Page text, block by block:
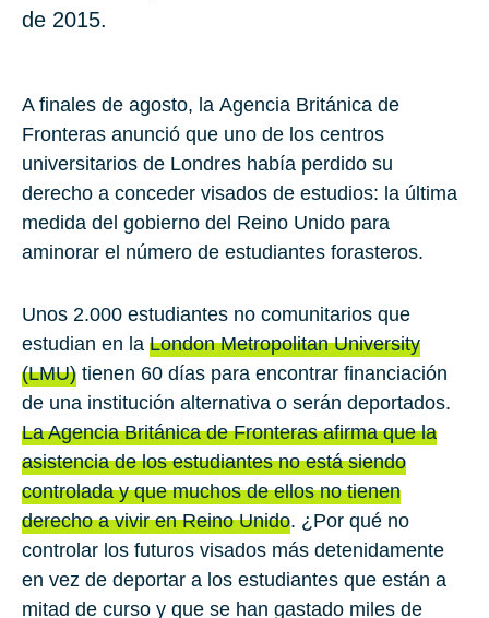
de 2015.
A finales de agosto, la Agencia Británica de
Fronteras anunció que uno de los centros
universitarios de Londres había perdido su
derecho a conceder visados de estudios: la última
medida del gobierno del Reino Unido para
aminorar el número de estudiantes forasteros.
Unos 2.000 estudiantes no comunitarios que
estudian en la London Metropolitan University
(LMU) tienen 60 días para encontrar financiación
de una institución alternativa o serán deportados.
La Agencia Británica de Fronteras afirma que la
asistencia de los estudiantes no está siendo
controlada y que muchos de ellos no tienen
derecho a vivir en Reino Unido. ¿Por qué no
controlar los futuros visados más detenidamente
en vez de deportar a los estudiantes que están a
mitad de curso y que se han gastado miles de